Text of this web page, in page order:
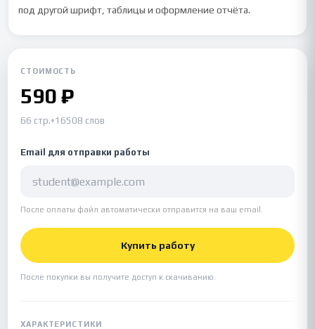
под другой шрифт, таблицы и оформление отчёта.
СТОИМОСТЬ
590 ₽
66 стр.•16508 слов
Email для отправки работы
После оплаты файл автоматически отправится на ваш email.
Купить работу
После покупки вы получите доступ к скачиванию.
ХАРАКТЕРИСТИКИ